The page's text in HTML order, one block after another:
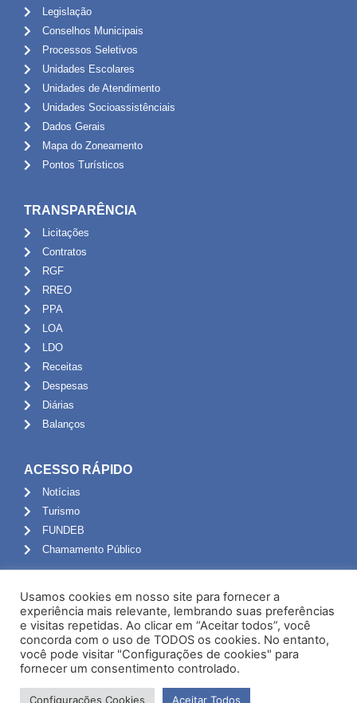
Legislação
Conselhos Municipais
Processos Seletivos
Unidades Escolares
Unidades de Atendimento
Unidades Socioassistênciais
Dados Gerais
Mapa do Zoneamento
Pontos Turísticos
TRANSPARÊNCIA
Licitações
Contratos
RGF
RREO
PPA
LOA
LDO
Receitas
Despesas
Diárias
Balanços
ACESSO RÁPIDO
Notícias
Turismo
FUNDEB
Chamamento Público
Portal do Servidor
Webmail
Administração
Usamos cookies em nosso site para fornecer a
experiência mais relevante, lembrando suas preferências
e visitas repetidas. Ao clicar em “Aceitar todos”, você
concorda com o uso de TODOS os cookies. No entanto,
você pode visitar "Configurações de cookies" para
fornecer um consentimento controlado.
Configurações Cookies Aceitar Todos